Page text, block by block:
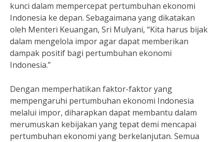
kunci dalam mempercepat pertumbuhan ekonomi
Indonesia ke depan. Sebagaimana yang dikatakan
oleh Menteri Keuangan, Sri Mulyani, “Kita harus bijak
dalam mengelola impor agar dapat memberikan
dampak positif bagi pertumbuhan ekonomi
Indonesia.”
Dengan memperhatikan faktor-faktor yang
mempengaruhi pertumbuhan ekonomi Indonesia
melalui impor, diharapkan dapat membantu dalam
merumuskan kebijakan yang tepat demi mencapai
pertumbuhan ekonomi yang berkelanjutan. Semua